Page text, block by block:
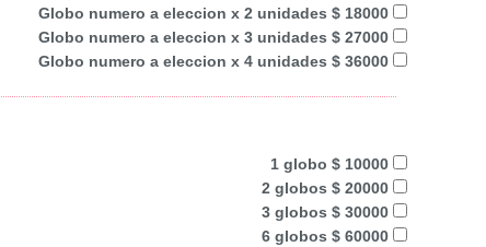
Globo numero a eleccion x 2 unidades $ 18000
Globo numero a eleccion x 3 unidades $ 27000
Globo numero a eleccion x 4 unidades $ 36000
1 globo $ 10000
2 globos $ 20000
3 globos $ 30000
6 globos $ 60000